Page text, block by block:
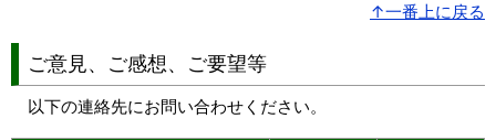
↑一番上に戻る
ご意見、ご感想、ご要望等
以下の連絡先にお問い合わせください。